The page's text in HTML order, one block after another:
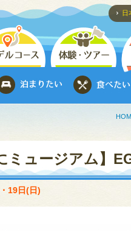
日
ミュージアム】
19日(日)